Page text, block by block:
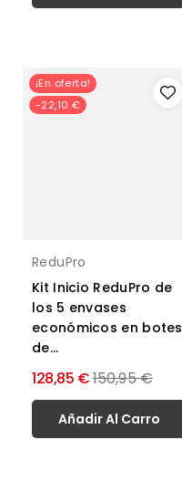
¡En oferta!
-22,10 €
ReduPro
Kit Inicio ReduPro de
los 5 envases
económicos en botes
de...
128,85 €Precio
normal
150,95 €
Añadir Al Carro